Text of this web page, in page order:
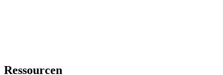
Ressourcen